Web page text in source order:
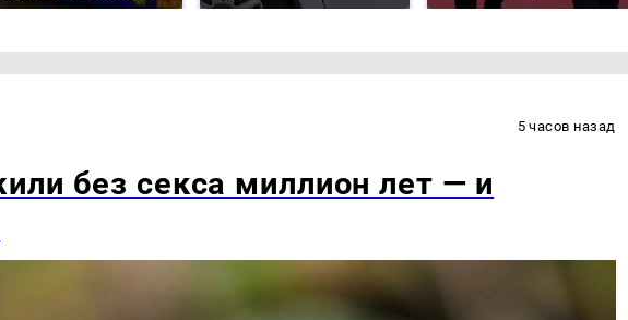
5 часов назад
без секса миллион лет — и